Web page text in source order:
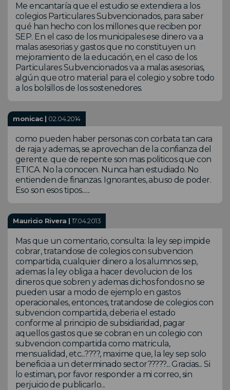
Me encantaría que el estudio se extendiera a los
colegios Particulares Subvencionados, para saber
qué han hecho con los millones que reciben por
SEP. En el caso de los municipales ese dinero va a
malas asesorias y gastos que no constituyen un
mejoramiento de la educación, en el caso de los
Particulares Subvencionados va a malas asesorias,
algún que otro material para el colegio y sobre todo
a los bolsillos de los sostenedores.
monicac | 02.04.2014
como pueden haber personas con corbata tan cara
de raja y ademas, se aprovechan de la confianza del
gerente. que de repente son mas politicos que con
ETICA. No la conocen. Nunca han estudiado. No
entienden de finanzas. Ignorantes, abuso de poder.
Eso son esos tipos......
Mauricio Rivera | 17.04.2013
Mas que un comentario, consulta: la ley sep impide
cobrar, tratandose de colegios con subvencion
compartida, cualquier dinero a los alumnos sep,
ademas la ley obliga a hacer devolucion de los
dineros que sobren y ademas dichos fondos no se
pueden usar a modo de ejemplo en gastos
operacionales, entonces, tratandose de colegios con
subvencion compartida, deberia el estado
conforme al principio de subsidiaridad, pagar
aquellos gastos que se cobran en un colegio con
subvencion compartida como matricula,
mensualidad, etc...????, maxime que, la ley sep solo
beneficia a un determinado sector?????... Gracias... Si
lo estiman, por favor responder a mi correo, sin
perjuicio de publicarlo...